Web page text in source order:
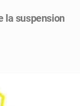
la suspension